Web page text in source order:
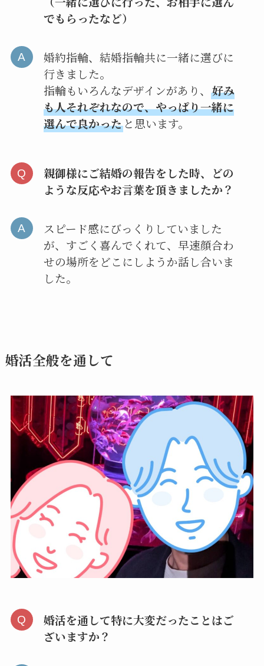
でもらったなど）
婚約指輪、結婚指輪共に一緒に選びに
行きました。
指輪もいろんなデザインがあり、好み
も人それぞれなので、やっぱり一緒に
選んで良かった と思います。
親御様にご結婚の報告をした時、どの
ような反応やお言葉を頂きましたか？
スピード感にびっくりしていました
が、すごく喜んでくれて、早速顔合わ
せの場所をどこにしようか話し合いま
した。
婚活全般を通して
婚活を通して特に大変だったことはご
ざいますか？